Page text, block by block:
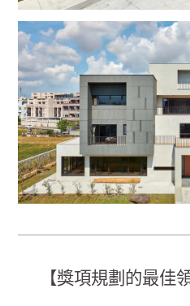
【獎項規劃的最佳